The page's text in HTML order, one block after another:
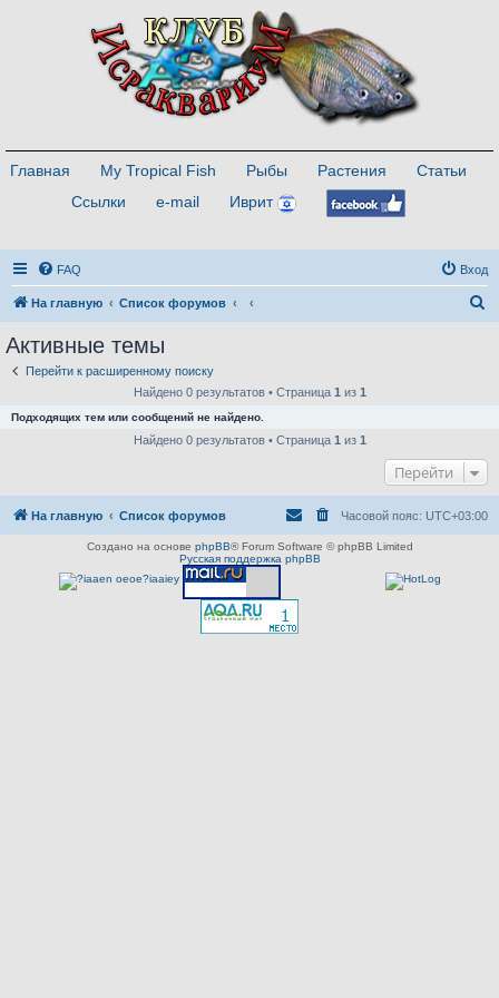
Главная My Tropical Fish Рыбы Растения
Статьи
Ссылки
e-mail Иврит
FAQ Вход
На главную Список форумов
Активные темы
Перейти к расширенному поиску
Найдено 0 результатов • Страница 1 из 1
Подходящих тем или сообщений не найдено.
Найдено 0 результатов • Страница 1 из 1
Перейти
На главную Список форумов Часовой пояс: UTC+03:00
Создано на основе phpBB® Forum Software © phpBB Limited
Русская поддержка phpBB